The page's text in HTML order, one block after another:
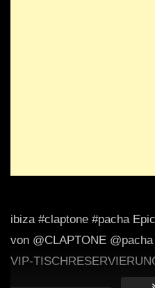
ibiza #claptone #pacha
von @CLAPTONE
VIP-